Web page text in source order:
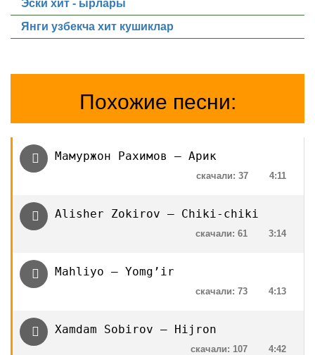
Эски хит - ырлары
Янги узбекча хит кушиклар
Похожие песни:
Мамуржон Рахимов — Арик
4:11
скачали: 37
Alisher Zokirov — Chiki-chiki
3:14
скачали: 61
Mahliyo — Yomg’ir
4:13
скачали: 73
Xamdam Sobirov — Hijron
4:42
скачали: 107